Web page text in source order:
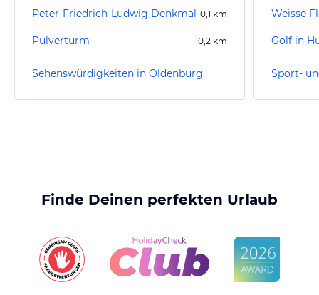
Peter-Friedrich-Ludwig Denkmal 0,1 km
Pulverturm 0,2 km
Sehenswürdigkeiten in Oldenburg
Weisse
Golf in
Finde Deinen perfekten Urlaub